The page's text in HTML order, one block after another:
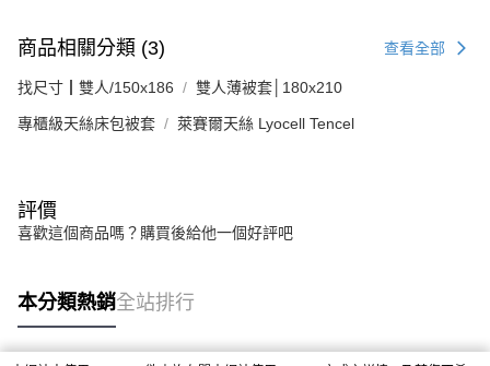
商品相關分類 (3) 查看全部
找尺寸┃雙人/150x186 雙人薄被套│180x210
專櫃級天絲床包被套 萊賽爾天絲 Lyocell Tencel
評價
喜歡這個商品嗎？購買後給他一個好評吧
本分類熱銷全站排行